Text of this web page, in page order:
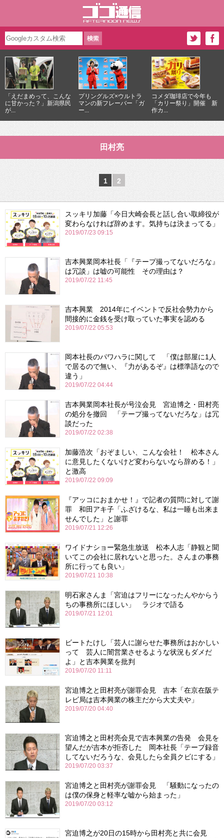
「えだまめって、こんな
に甘かった？」新潟県民
が...
プリングルズ×ウルトラ
マンの新フレーバー「ガ
ー...
コメダ珈琲店で今年も
「カリー祭り」開催 新
作カ...
田村亮
1 2
スッキリ加藤「今日大崎会長と話し合い取締役が
変わらなければ辞めます。気持ちは決まってる」
2019/07/23 09:15
吉本興業岡本社長「『テープ撮ってないだろな』
は冗談」は嘘の可能性 その理由は？
2019/07/22 11:45
吉本興業 2014年にイベントで反社会勢力から
間接的に金銭を受け取っていた事実を認める
2019/07/22 05:53
岡本社長のパワハラに関して 「僕は部屋に1人
で居るので無い、『力があるぞ』は標準語なので
違う」
2019/07/22 04:44
吉本興業岡本社長が号泣会見 宮迫博之・田村亮
の処分を撤回 「テープ撮ってないだろな」は冗
談だった
2019/07/22 02:38
加藤浩次「おぞましい、こんな会社！ 松本さん
に意見したくないけど変わらないなら辞める！」
と激高
2019/07/22 09:09
『アッコにおまかせ！』で記者の質問に対して謝
罪 和田アキ子「ふざけるな、私は一睡も出来ま
せんでした」と謝罪
2019/07/21 12:26
ワイドナショー緊急生放送 松本人志「静観と聞
いてこの会社に居れないと思った。さんまの事務
所に行っても良い」
2019/07/21 10:38
明石家さんま「宮迫はフリーになったんやからう
ちの事務所にほしい」 ラジオで語る
2019/07/21 12:01
ビートたけし「芸人に謝らせた事務所はおかしい
って 芸人に闇営業させるような状況もダメだ
よ」と吉本興業を批判
2019/07/20 11:11
宮迫博之と田村亮が謝罪会見 吉本「在京在阪テ
レビ局は吉本興業の株主だから大丈夫や」
2019/07/20 04:40
宮迫博之と田村亮会見で吉本興業の告発 会見を
望んだが吉本が拒否した 岡本社長「テープ録音
してないだろうな、会見したら全員クビにする」
2019/07/20 03:37
宮迫博之と田村亮が謝罪会見 「騒動になったの
は僕の保身と軽率な嘘から始まった」
2019/07/20 03:12
宮迫博之が20日の15時から田村亮と共に会見